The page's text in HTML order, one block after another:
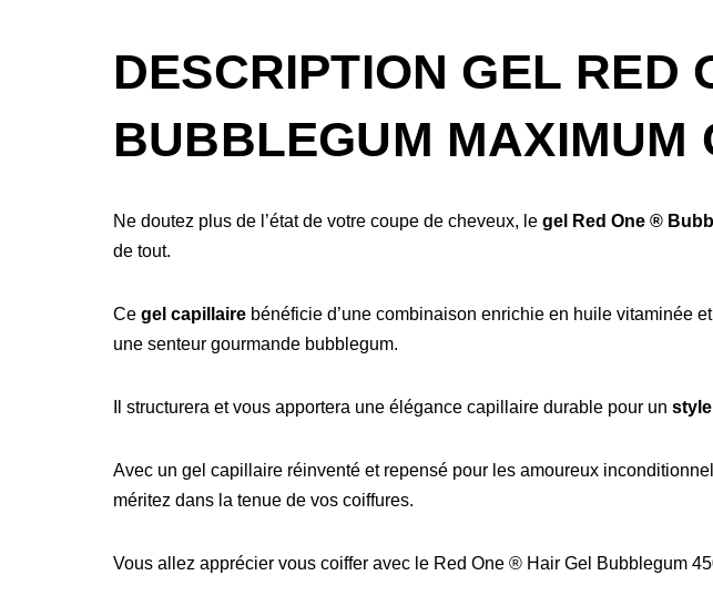
DESCRIPTION GEL RED
BUBBLEGUM MAXIMUM
Ne doutez plus de l’état de votre coupe de cheveux, le gel Red One ®
de tout.
Ce gel capillaire bénéficie d’une combinaison enrichie en huile vitaminée
une senteur gourmande bubblegum.
Il structurera et vous apportera une élégance capillaire durable pour un
Avec un gel capillaire réinventé et repensé pour les amoureux
méritez dans la tenue de vos coiffures.
Vous allez apprécier vous coiffer avec le Red One ® Hair Gel Bubblegum